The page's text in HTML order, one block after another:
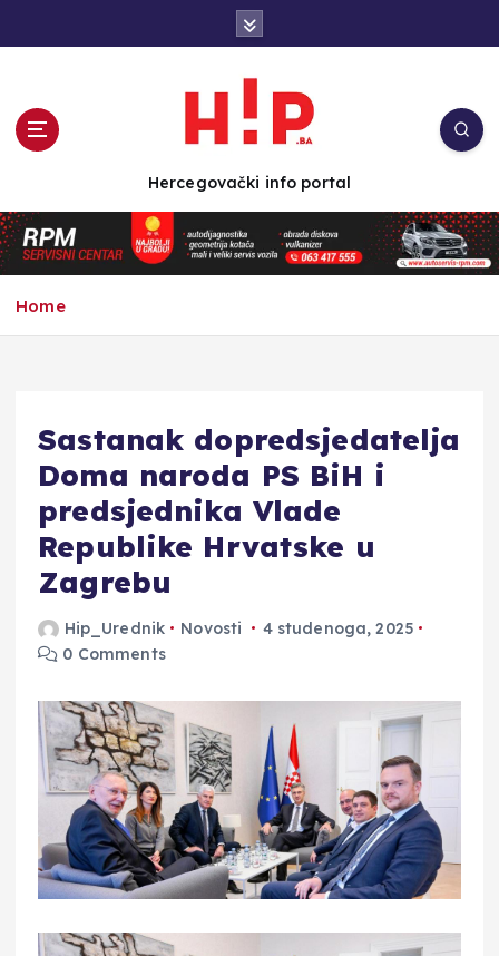
n
t
e
Hercegovački info portal
Home
Sastanak dopredsjedatelja
Doma naroda PS BiH i
predsjednika Vlade
Republike Hrvatske u
Zagrebu
Hip_Urednik Novosti
4 studenoga, 2025
0 Comments